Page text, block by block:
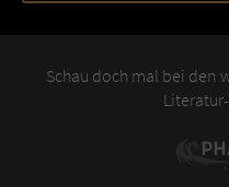
Schau doch mal bei den